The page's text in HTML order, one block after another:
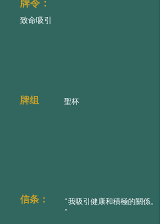
牌令：
致命吸引
牌组 聖杯
信条：
”我吸引健康和積極的關係。
“